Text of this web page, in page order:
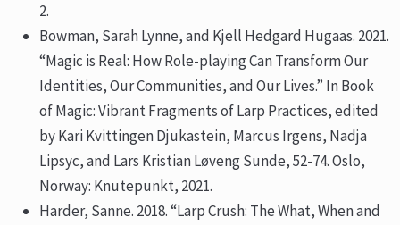
2.
Bowman, Sarah Lynne, and Kjell Hedgard Hugaas. 2021.
“Magic is Real: How Role-playing Can Transform Our
Identities, Our Communities, and Our Lives.” In Book
of Magic: Vibrant Fragments of Larp Practices, edited
by Kari Kvittingen Djukastein, Marcus Irgens, Nadja
Lipsyc, and Lars Kristian Løveng Sunde, 52-74. Oslo,
Norway: Knutepunkt, 2021.
Harder, Sanne. 2018. “Larp Crush: The What, When and